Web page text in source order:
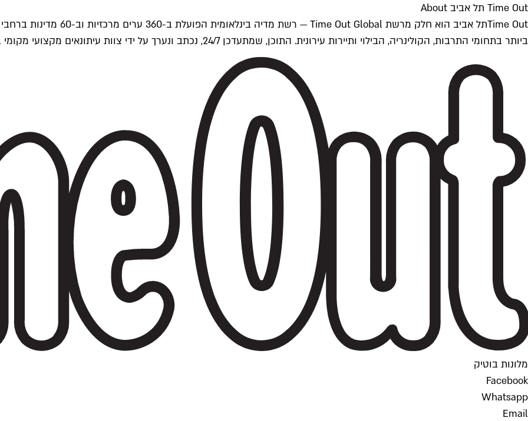
Time Out תל אביב About
ביותר בתחומי התרבות, הקולינריה, הבילוי ותיירות עירונית. התוכן, שמתעדכן 24/7, נכתב ונערך על ידי צוות עיתונאים מקצועי מקומי בישראל, בהתאם לסטנדרטים של Time Out העולמית.
מלונות בוטיק
Facebook
Whatsapp
Email